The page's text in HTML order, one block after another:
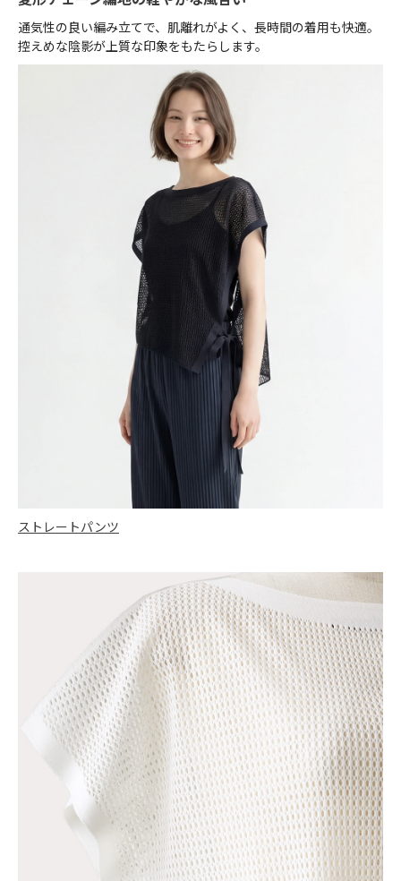
通気性の良い編み立てで、肌離れがよく、長時間の着用も快適。
控えめな陰影が上質な印象をもたらします。
ストレートパンツ